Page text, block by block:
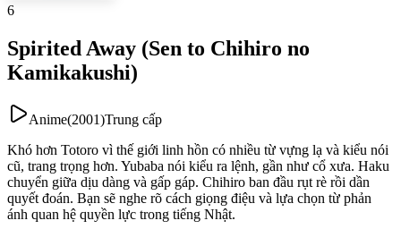
6
Spirited Away (Sen to Chihiro no
Kamikakushi)
Anime(2001)Trung cấp
Khó hơn Totoro vì thế giới linh hồn có nhiều từ vựng lạ và kiểu nói
cũ, trang trọng hơn. Yubaba nói kiểu ra lệnh, gần như cổ xưa. Haku
chuyển giữa dịu dàng và gấp gáp. Chihiro ban đầu rụt rè rồi dần
quyết đoán. Bạn sẽ nghe rõ cách giọng điệu và lựa chọn từ phản
ánh quan hệ quyền lực trong tiếng Nhật.